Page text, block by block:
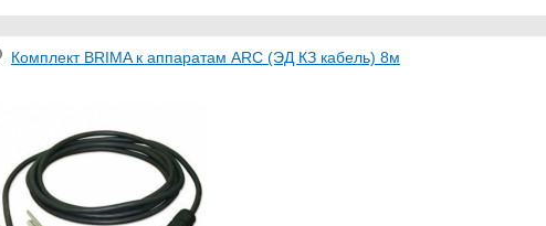
Комплект BRIMA к аппаратам ARC (ЭД КЗ кабель) 8м